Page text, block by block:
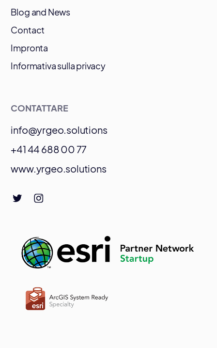
Blog and News
Contact
Impronta
Informativa sulla privacy
CONTATTARE
info@yrgeo.solutions
+41 44 688 00 77
www.yrgeo.solutions